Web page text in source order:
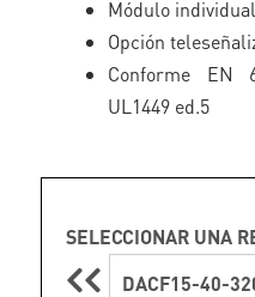
Módulo
Opción
Conforme EN
UL1449 ed.5
SELECCIONAR UNA
DACF15-40-